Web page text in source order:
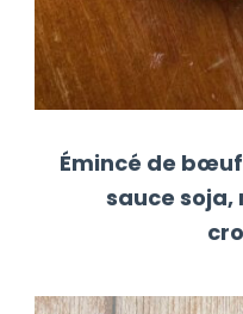
Émincé de
sauce soja,